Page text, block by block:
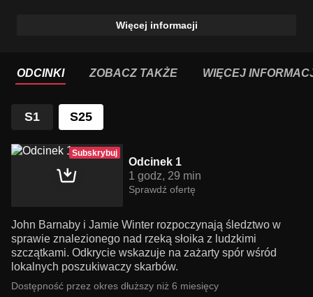
Więcej informacji
ODCINKI ZOBACZ TAKŻE WIĘCEJ
S1 S25
Subskrybuj
Odcinek 1
1 godz, 29 min
Sprawdź ofertę
John Barnaby i Jamie Winter rozpoczynają śledztwo w
sprawie znalezionego nad rzeką słoika z ludzkimi
szczątkami. Odkrycie wskazuje na zażarty spór wśród
lokalnych poszukiwaczy skarbów.
Dostępność przez okres dłuższy niż 6 miesięcy